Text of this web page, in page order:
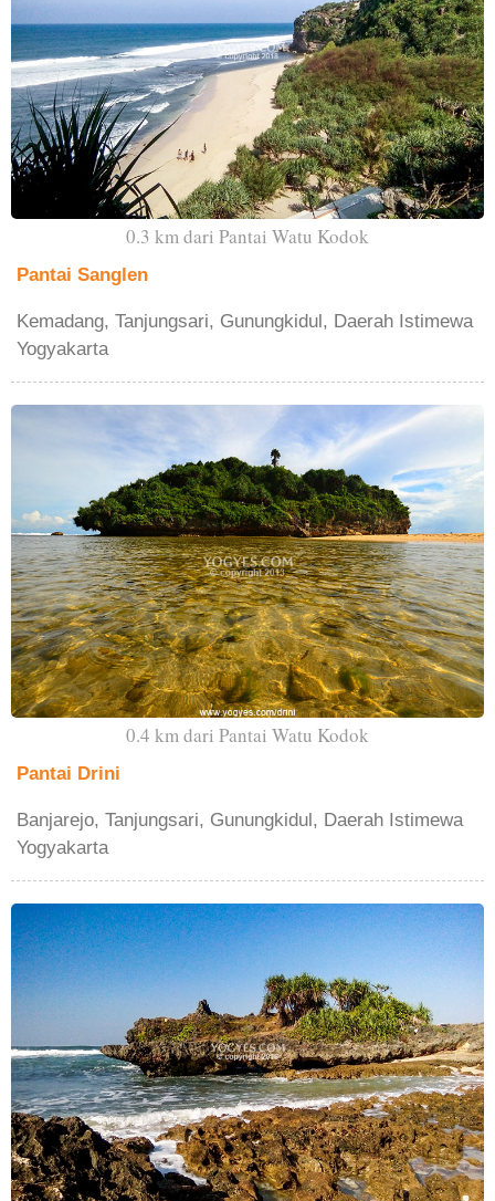
0.3 km dari Pantai Watu Kodok
Pantai Sanglen
Kemadang, Tanjungsari, Gunungkidul, Daerah Istimewa
Yogyakarta
0.4 km dari Pantai Watu Kodok
Pantai Drini
Banjarejo, Tanjungsari, Gunungkidul, Daerah Istimewa
Yogyakarta